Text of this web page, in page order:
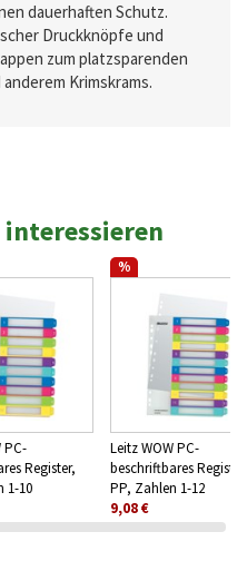
dauerhaften Schutz.
Druckknöpfe und
zum platzsparenden
Krimskrams.
interessieren
PC-
Register,
1-10
%
Leitz WOW PC-
beschriftbares Register,
PP, Zahlen 1-12
9,08 €